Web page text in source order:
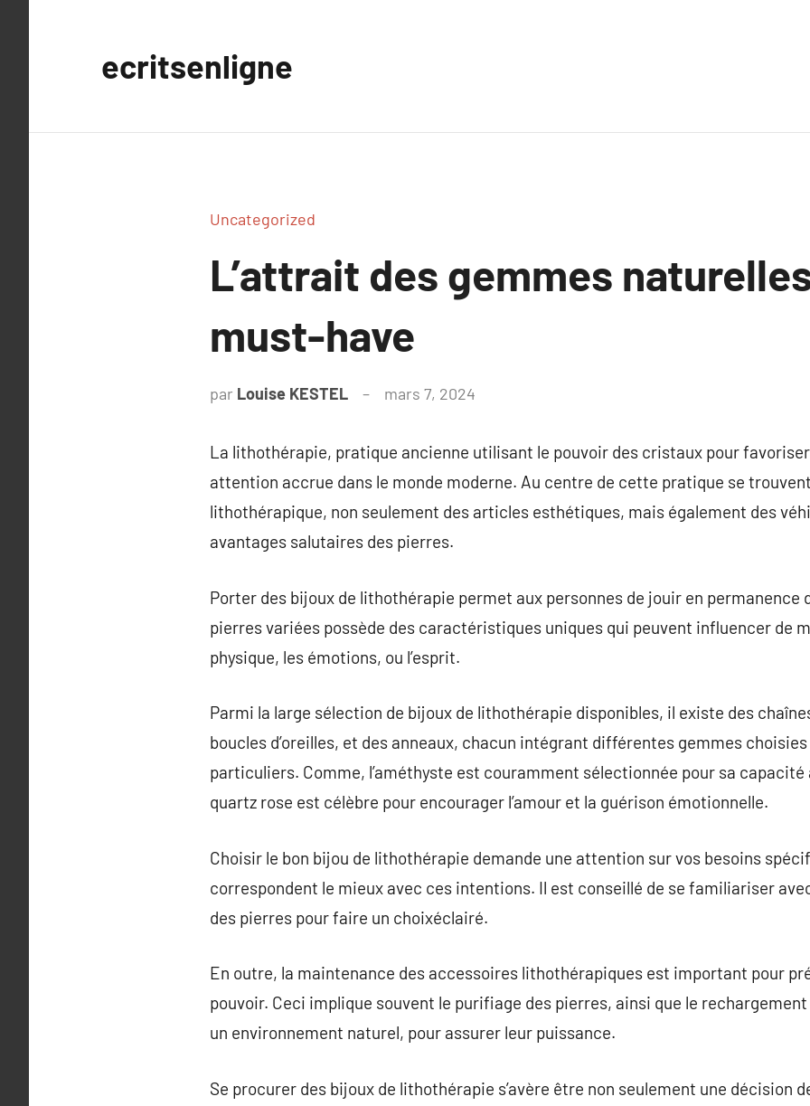
ecritsenligne
Uncategorized
L’attrait des gemmes
must-have
par Louise KESTEL mars 7, 2024
La lithothérapie, pratique ancienne utilisant le pouvoir des cristaux pour favoriser
attention accrue dans le monde moderne. Au centre de cette pratique se
lithothérapique, non seulement des articles esthétiques, mais également des
avantages salutaires des pierres.
Porter des bijoux de lithothérapie permet aux personnes de jouir en permanence
pierres variées possède des caractéristiques uniques qui peuvent influencer de
physique, les émotions, ou l’esprit.
Parmi la large sélection de bijoux de lithothérapie disponibles, il existe des
boucles d’oreilles, et des anneaux, chacun intégrant différentes gemmes
particuliers. Comme, l’améthyste est couramment sélectionnée pour sa capacité
quartz rose est célèbre pour encourager l’amour et la guérison émotionnelle.
Choisir le bon bijou de lithothérapie demande une attention sur vos besoins
correspondent le mieux avec ces intentions. Il est conseillé de se familiariser
des pierres pour faire un choixéclairé.
En outre, la maintenance des accessoires lithothérapiques est important pour
pouvoir. Ceci implique souvent le purifiage des pierres, ainsi que le
un environnement naturel, pour assurer leur puissance.
Se procurer des bijoux de lithothérapie s’avère être non seulement une décision